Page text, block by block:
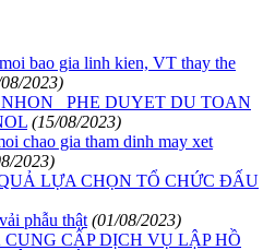
bao gia linh kien, VT thay the
2023)
PHE DUYET DU TOAN
(15/08/2023)
chao gia tham dinh may xet
2023)
LỰA CHỌN TỔ CHỨC ĐẤU
phẫu thật (01/08/2023)
CẤP DỊCH VỤ LẬP HỒ